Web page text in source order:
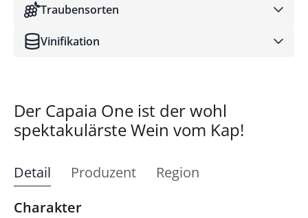
Traubensorten
Vinifikation
Der Capaia One ist der wohl
spektakulärste Wein vom Kap!
Detail Produzent
Region
Charakter